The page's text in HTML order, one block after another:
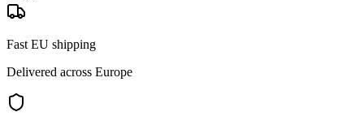
Fast EU shipping
Delivered across Europe